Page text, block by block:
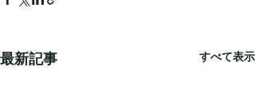
最新記事 すべて表示